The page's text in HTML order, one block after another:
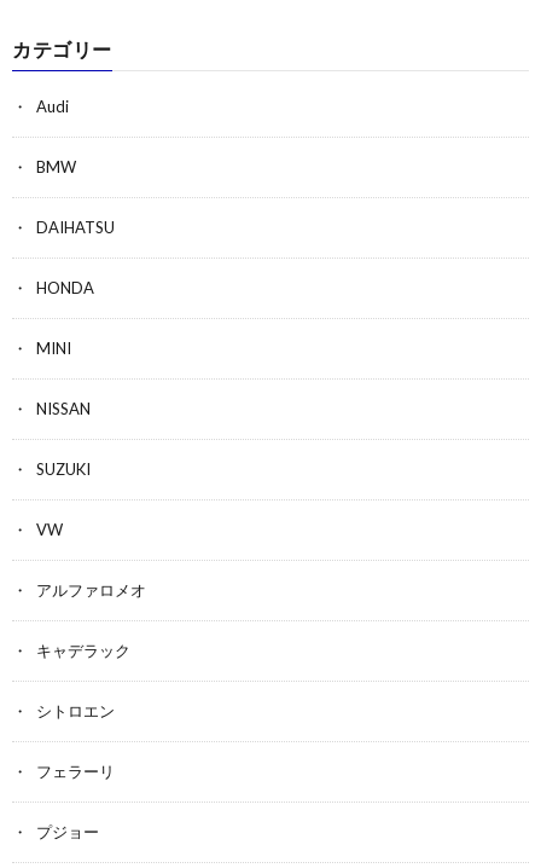
カテゴリー
Audi
BMW
DAIHATSU
HONDA
MINI
NISSAN
SUZUKI
VW
アルファロメオ
キャデラック
シトロエン
フェラーリ
プジョー